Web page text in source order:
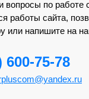
вопросы по работе
работы сайта,
или напишите на
600-75-78